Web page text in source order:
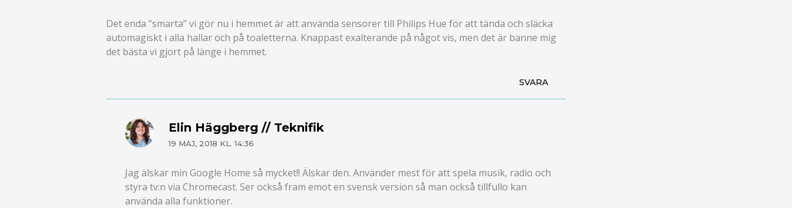
Det enda “smarta” vi gör nu i hemmet är att använda sensorer till Philips Hue för att tända och släcka
automagiskt i alla hallar och på toaletterna. Knappast exalterande på något vis, men det är banne mig
det bästa vi gjort på länge i hemmet.
SVARA
Elin Häggberg // Teknifik
19 MAJ, 2018 KL. 14:36
Jag älskar min Google Home så mycket!! Älskar den. Använder mest för att spela musik, radio och
styra tv:n via Chromecast. Ser också fram emot en svensk version så man också tillfullo kan
använda alla funktioner.